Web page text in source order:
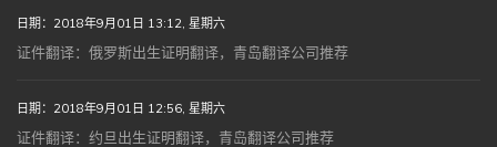
日期：2018年9月01日 13:12, 星期六
证件翻译：俄罗斯出生证明翻译，青岛翻译公司推荐
日期：2018年9月01日 12:56, 星期六
证件翻译：约旦出生证明翻译，青岛翻译公司推荐